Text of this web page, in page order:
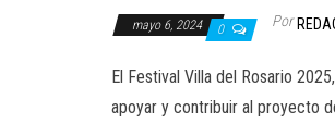
mayo 6, 2024 0 Por
El Festival Villa del Rosario
apoyar y contribuir al proyecto